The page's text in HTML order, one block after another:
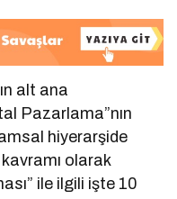
alt ana
Pazarlama”nın
hiyerarşide
olarak
ile ilgili işte 10